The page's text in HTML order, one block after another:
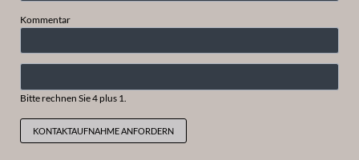
Kommentar
Bitte rechnen Sie 4 plus 1.
KONTAKTAUFNAHME ANFORDERN